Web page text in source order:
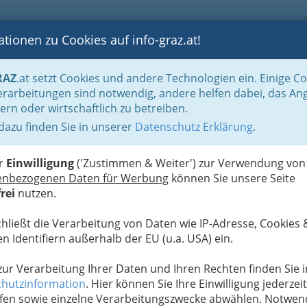
BLOGS FOTOS GASTRONOMIE BRANCHEN
zu Cookies auf info-graz.at!
.at setzt Cookies und andere Technologien ein. Einige
sind notwendig, andere helfen dabei, das
oder wirtschaftlich zu betreiben.
finden Sie in unserer Datenschutz Erklärung.
Einwilligung('Zustimmen & Weiter') zur Verwendung von
Daten für Werbung können Sie unsere Seite
nutzen.
die Verarbeitung von Daten wie IP-Adresse, Cookies
Identifiern außerhalb der EU (u.a. USA) ein.
Verarbeitung Ihrer Daten und Ihren Rechten finden Sie
. Hier können Sie Ihre Einwilligung jederzeit
sowie einzelne Verarbeitungszwecke abwählen.
Steirische Weinstraßen Oststeirische Römer-Weinstrasse